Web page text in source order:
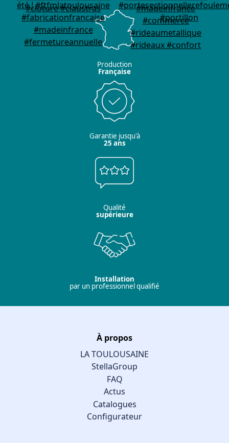
Production
Française
Garantie jusqu'à
25 ans
Qualité
supérieure
Installation
par un professionnel qualifié
À propos
LA TOULOUSAINE
StellaGroup
FAQ
Actus
Catalogues
Configurateur